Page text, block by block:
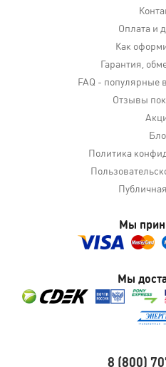
Оплата и
Как
Гарантия,
FAQ - популярные
Отзывы
Политика
Мы
Мы
8 (800)